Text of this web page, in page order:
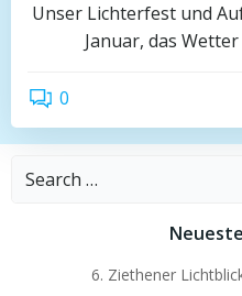
Unser Lichterfest und
Januar, das
0
Search
6. Ziethener